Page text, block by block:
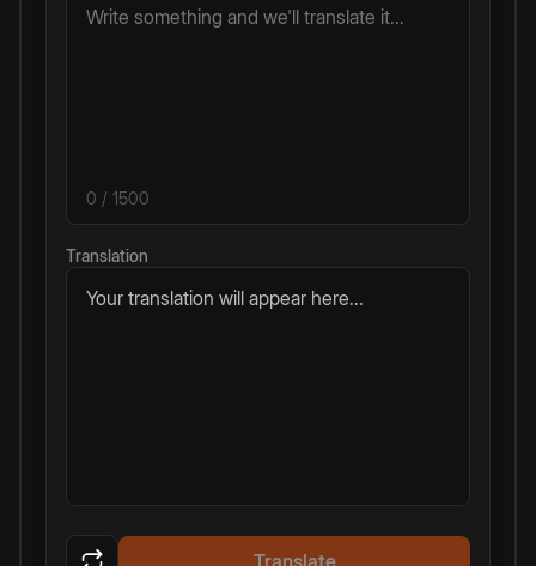
0 / 1500
Translation
Your translation will appear here...
Translate